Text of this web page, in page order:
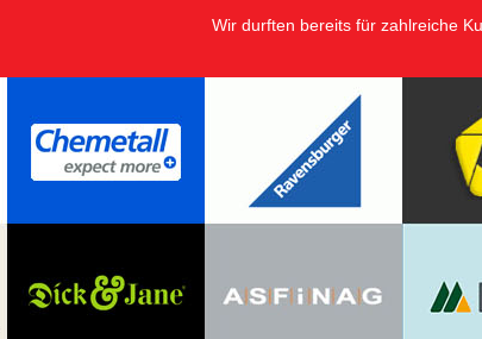
Wir durften bereits für zahlreiche